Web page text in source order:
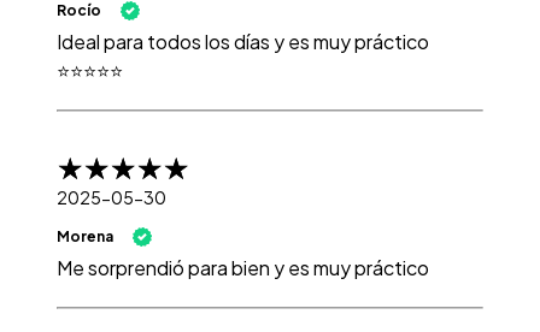
Rocío
Ideal para todos los días y es muy práctico
⭐⭐⭐⭐⭐
2025-05-30
Morena
Me sorprendió para bien y es muy práctico